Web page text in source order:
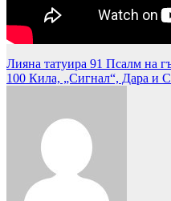
Навигация
Лияна татуира 91 Псалм на
100 Кила, „Сигнал“, Дара и